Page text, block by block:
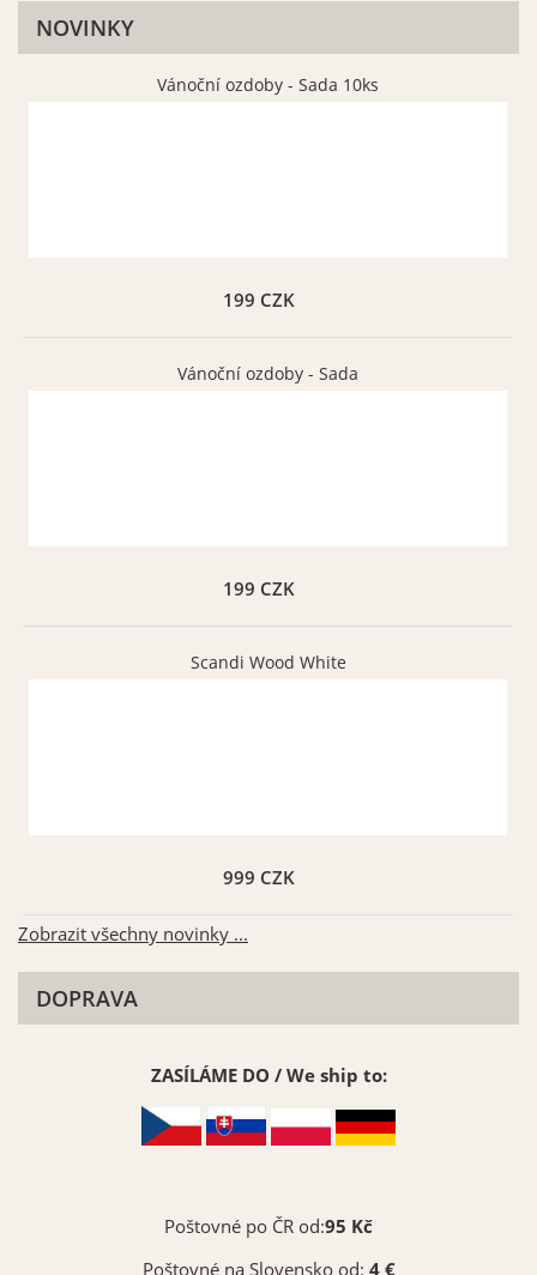
NOVINKY
Vánoční ozdoby - Sada 10ks
199 CZK
Vánoční ozdoby - Sada
199 CZK
Scandi Wood White
999 CZK
Zobrazit všechny novinky ...
DOPRAVA
ZASÍLÁME DO / We ship to:
Poštovné po ČR od:95 Kč
Poštovné na Slovensko od: 4 €